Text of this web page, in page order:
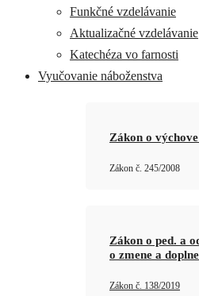
Funkčné vzdelávanie
Aktualizačné vzdelávanie
Katechéza vo farnosti
Vyučovanie náboženstva
Zákon o
Zákon č. 245/2008
Zákon o ped. a
o zmene a
Zákon č. 138/2019